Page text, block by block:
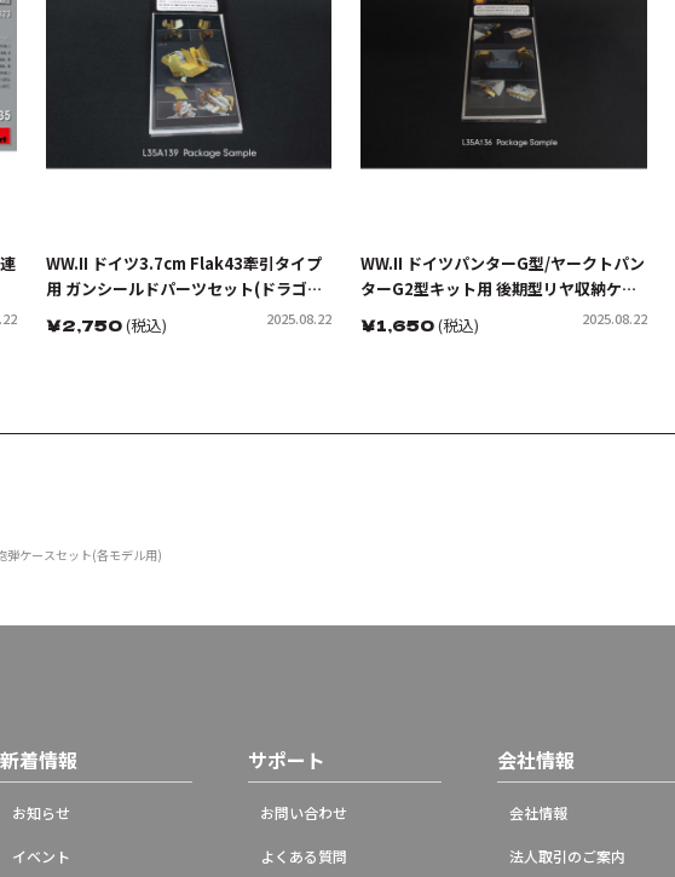
WW.II ドイツ3.7cm Flak43牽引タイプ
用 ガンシールドパーツセット(ドラゴン
￥2,750(税込) 2025.08.22
WW.II ドイツパンターG型/ヤークトパン
ターG2型キット用 後期型リヤ収納ケー
スセット(ドラゴン用)
￥1,650(税込) 2025.08.22
弾ケースセット(各モデル用)
新着情報
お知らせ
イベント
サポート
お問い合わせ
よくある質問
会社情報
会社情報
法人取引のご案内